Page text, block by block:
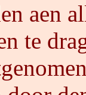
aen
te